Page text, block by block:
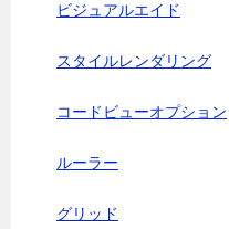
ビジュアルエイド
スタイルレンダリング
コードビューオプション
ルーラー
グリッド